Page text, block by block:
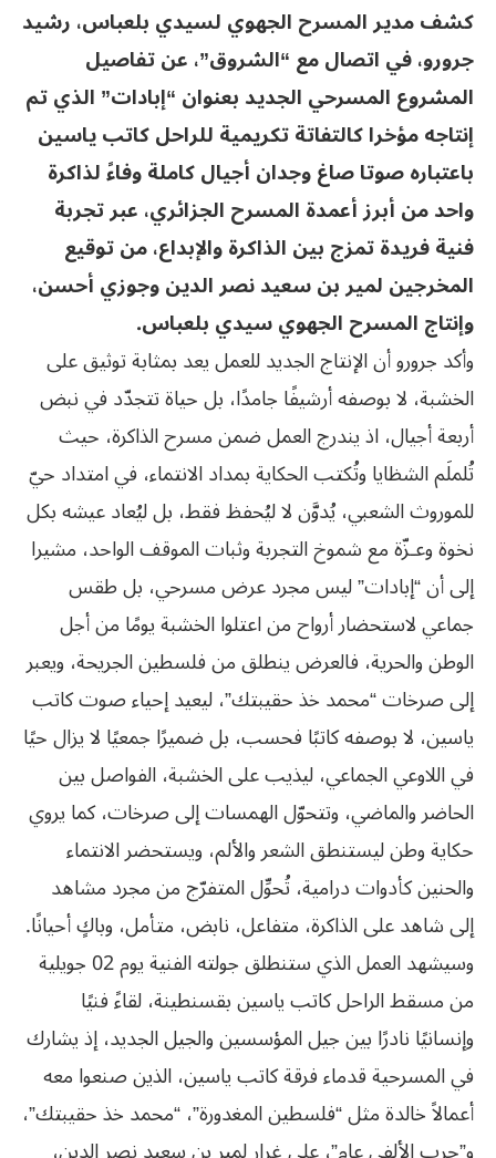
كشف مدير المسرح الجهوي لسيدي بلعباس، رشيد
جرورو، في اتصال مع “الشروق”، عن تفاصيل
المشروع المسرحي الجديد بعنوان “إبادات” الذي تم
إنتاجه مؤخرا كالتفاتة تكريمية للراحل كاتب ياسين
باعتباره صوتا صاغ وجدان أجيال كاملة وفاءً لذاكرة
واحد من أبرز أعمدة المسرح الجزائري، عبر تجربة
فنية فريدة تمزج بين الذاكرة والإبداع، من توقيع
المخرجين لمير بن سعيد نصر الدين وجوزي أحسن،
وإنتاج المسرح الجهوي سيدي بلعباس.
وأكد جرورو أن الإنتاج الجديد للعمل يعد بمثابة توثيق على
الخشبة، لا بوصفه أرشيفًا جامدًا، بل حياة تتجدّد في نبض
أربعة أجيال، اذ يندرج العمل ضمن مسرح الذاكرة، حيث
تُلملَم الشظايا وتُكتب الحكاية بمداد الانتماء، في امتداد حيّ
للموروث الشعبي، يُدوَّن لا ليُحفظ فقط، بل ليُعاد عيشه بكل
نخوة وعـزّة مع شموخ التجربة وثبات الموقف الواحد، مشيرا
إلى أن “إبادات” ليس مجرد عرض مسرحي، بل طقس
جماعي لاستحضار أرواح من اعتلوا الخشبة يومًا من أجل
الوطن والحرية، فالعرض ينطلق من فلسطين الجريحة، ويعبر
إلى صرخات “محمد خذ حقيبتك”، ليعيد إحياء صوت كاتب
ياسين، لا بوصفه كاتبًا فحسب، بل ضميرًا جمعيًا لا يزال حيًا
في اللاوعي الجماعي، ليذيب على الخشبة، الفواصل بين
الحاضر والماضي، وتتحوّل الهمسات إلى صرخات، كما يروي
حكاية وطن ليستنطق الشعر والألم، ويستحضر الانتماء
والحنين كأدوات درامية، تُحوِّل المتفرّج من مجرد مشاهد
إلى شاهد على الذاكرة، متفاعل، نابض، متأمل، وباكٍ أحيانًا.
وسيشهد العمل الذي ستنطلق جولته الفنية يوم 02 جويلية
من مسقط الراحل كاتب ياسين بقسنطينة، لقاءً فنيًا
وإنسانيًا نادرًا بين جيل المؤسسين والجيل الجديد، إذ يشارك
في المسرحية قدماء فرقة كاتب ياسين، الذين صنعوا معه
أعمالاً خالدة مثل “فلسطين المغدورة”، “محمد خذ حقيبتك”،